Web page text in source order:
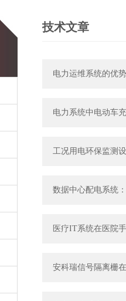
技术文章
电力运维系统的优势
电力系统中电动车
工况用电环保监测
数据中心配电系统
医疗IT系统在医院
安科瑞信号隔离栅